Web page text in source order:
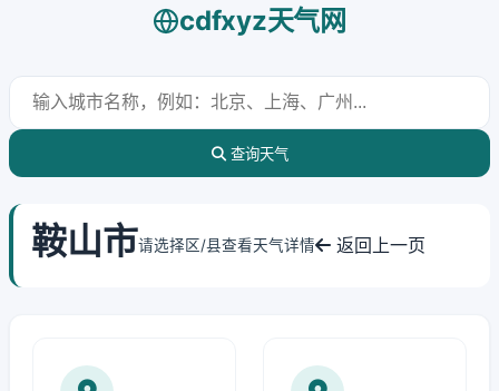
cdfxyz天气网
查询天气
鞍山市请选择区/县查看天气详情 返回上一页